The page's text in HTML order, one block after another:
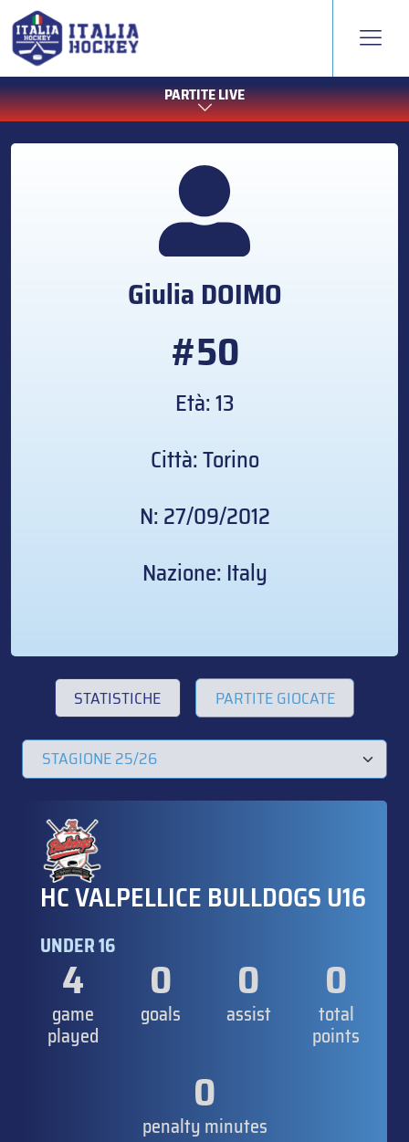
PARTITE LIVE
Giulia DOIMO
#50
Età: 13
Città: Torino
N: 27/09/2012
Nazione: Italy
STATISTICHE PARTITE GIOCATE
HC VALPELLICE BULLDOGS U16
UNDER 16
4
game
played
0
goals
0
assist
0
total
points
0
penalty minutes